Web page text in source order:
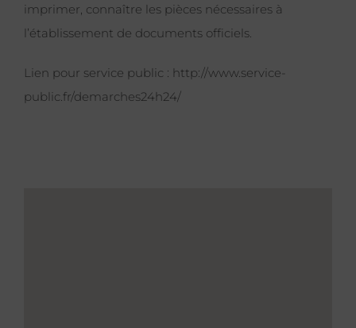
imprimer, connaître les pièces nécessaires à
l’établissement de documents officiels.
Lien pour service public : http://www.service-
public.fr/demarches24h24/